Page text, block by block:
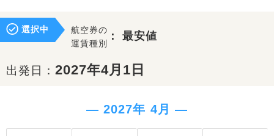
選択中
航空券の
運賃種別
：最安値
出発日： 2027年4月1日
― 2027年 4月 ―